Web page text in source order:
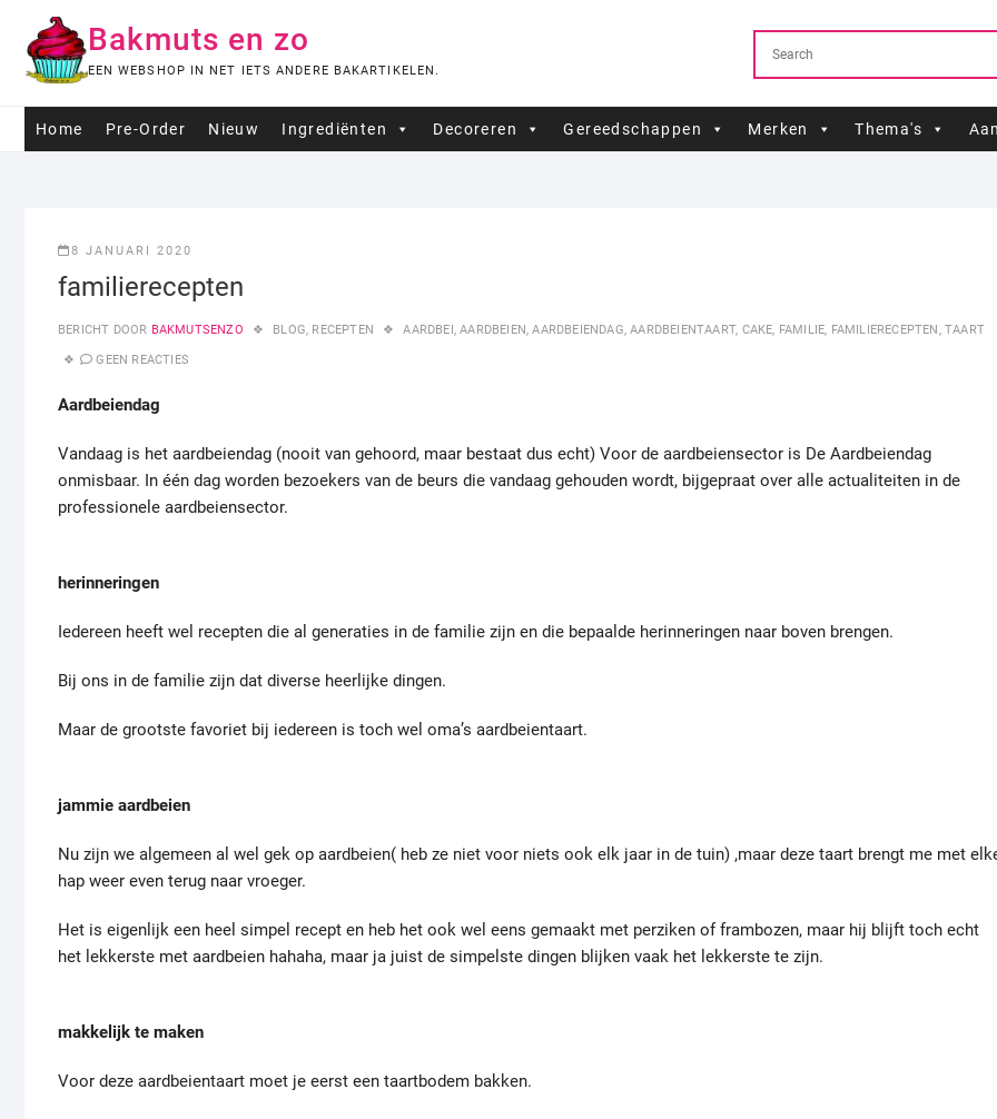
naar
Bakmuts en zo
EEN WEBSHOP IN NET IETS ANDERE BAKARTIKELEN.
Home Pre-Order Nieuw Ingrediënten Decoreren Gereedschappen Merken Thema's
8 JANUARI 2020
familierecepten
BERICHT DOOR BAKMUTSENZO BLOG, RECEPTEN AARDBEI,AARDBEIEN,AARDBEIENDAG,AARDBEIENTAART, CAKE, FAMILIE, FAMILIERECEPTEN, TAART
GEEN REACTIES
Aardbeiendag
Vandaag is het aardbeiendag (nooit van gehoord, maar bestaat dus echt) Voor de aardbeiensector is De Aardbeiendag
onmisbaar. In één dag worden bezoekers van de beurs die vandaag gehouden wordt, bijgepraat over alle actualiteiten in de
professionele aardbeiensector.
herinneringen
Iedereen heeft wel recepten die al generaties in de familie zijn en die bepaalde herinneringen naar boven brengen.
Bij ons in de familie zijn dat diverse heerlijke dingen.
Maar de grootste favoriet bij iedereen is toch wel oma’s aardbeientaart.
jammie aardbeien
Nu zijn we algemeen al wel gek op aardbeien( heb ze niet voor niets ook elk jaar in de tuin) ,maar deze taart brengt me met
hap weer even terug naar vroeger.
Het is eigenlijk een heel simpel recept en heb het ook wel eens gemaakt met perziken of frambozen, maar hij blijft toch echt
het lekkerste met aardbeien hahaha, maar ja juist de simpelste dingen blijken vaak het lekkerste te zijn.
makkelijk te maken
Voor deze aardbeientaart moet je eerst een taartbodem bakken.